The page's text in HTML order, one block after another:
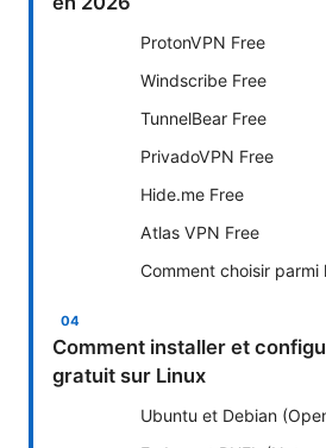
ProtonVPN Free
Windscribe Free
TunnelBear Free
PrivadoVPN Free
Hide.me Free
Atlas VPN Free
Comment choisir
Comment installer et
gratuit sur Linux
Ubuntu et Debian